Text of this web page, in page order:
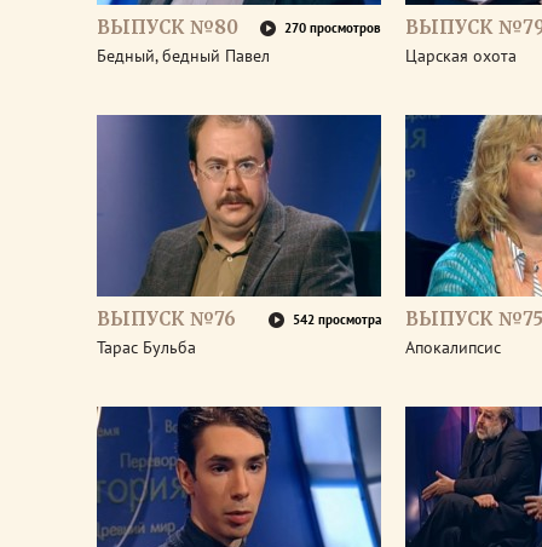
ВЫПУСК №80 270 просмотров
Бедный, бедный Павел
ВЫПУСК
Царская охота
ВЫПУСК №76 542 просмотра
Тарас Бульба
ВЫПУСК №75
Апокалипсис